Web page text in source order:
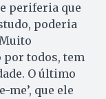
periferia que
poderia
todos, tem
O último
me’, que ele